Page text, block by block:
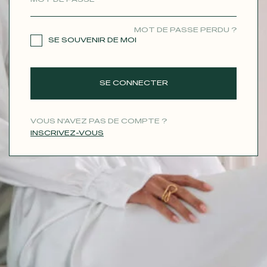
MOT DE PASSE PERDU ?
SE SOUVENIR DE MOI
SE CONNECTER
VOUS N'AVEZ PAS DE COMPTE ?
INSCRIVEZ-VOUS